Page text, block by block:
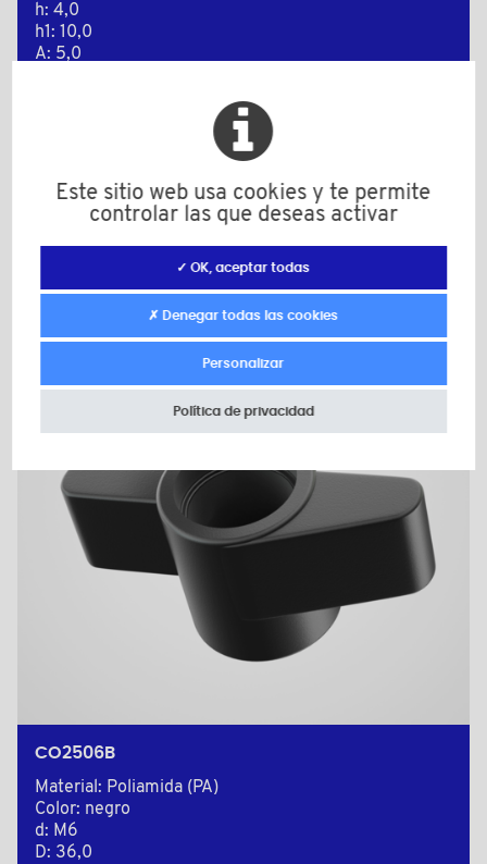
h: 4,0
h1: 10,0
A: 5,0
Cantidad mínima de venta : 100
Añadir a mi presupuesto
CO2506B
Material: Poliamida (PA)
Color: negro
d: M6
D: 36,0
Este sitio web usa cookies y te permite
controlar las que deseas activar
✓ OK, aceptar todas
✗ Denegar todas las cookies
Personalizar
Política de privacidad